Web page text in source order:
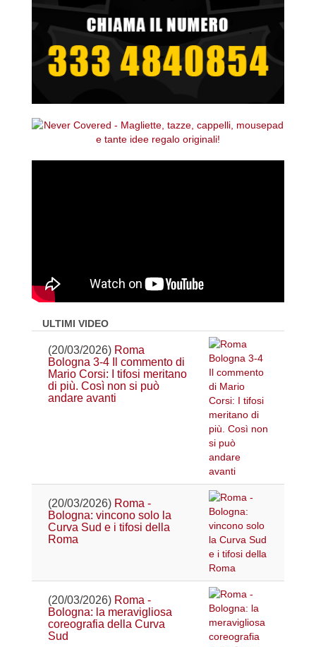
ULTIMI VIDEO
(20/03/2026) Roma
Bologna 3-4 Il commento di
Mario Corsi: I tifosi meritano
di più. Così non si può
andare avanti
(20/03/2026) Roma -
Bologna: vincono solo la
Curva Sud e i tifosi della
Roma
(20/03/2026) Roma -
Bologna: la meravigliosa
coreografia della Curva
Sud